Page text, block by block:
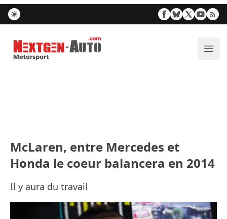
Nextgen-Auto.com
McLaren, entre Mercedes et
Honda le coeur balancera en 2014
Il y aura du travail